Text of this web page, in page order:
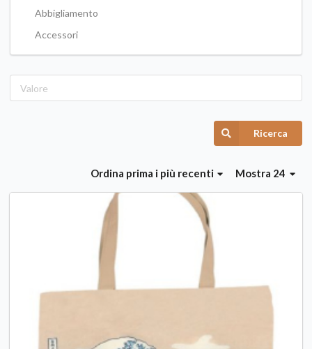
Abbigliamento
Accessori
Ricerca
Mostra 24
Ordina prima i più recenti